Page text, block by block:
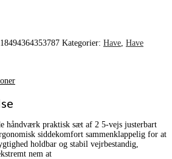
Kategorier: Have, Have
håndværk praktisk sæt af 2 5-vejs justerbart
siddekomfort sammenklappelig for at
holdbar og stabil vejrbestandig,
nem at